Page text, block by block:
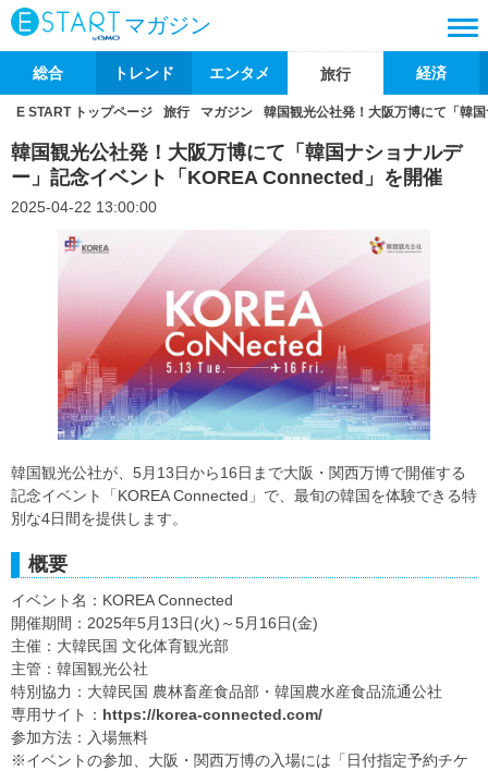
マガジン
総合 トレンド エンタメ 旅行 経済
E START トップページ 旅行 マガジン 韓国観光公社発！大阪万博にて「韓
韓国観光公社発！大阪万博にて「韓国ナショナルデ
ー」記念イベント「KOREA Connected」を開催
2025-04-22 13:00:00
韓国観光公社が、5月13日から16日まで大阪・関西万博で開催する
記念イベント「KOREA Connected」で、最旬の韓国を体験できる特
別な4日間を提供します。
概要
イベント名：KOREA Connected
開催期間：2025年5月13日(火)～5月16日(金)
主催：大韓民国 文化体育観光部
主管：韓国観光公社
特別協力：大韓民国 農林畜産食品部・韓国農水産食品流通公社
専用サイト： https://korea-connected.com/
参加方法：入場無料
※イベントの参加、大阪・関西万博の入場には「日付指定予約チケ